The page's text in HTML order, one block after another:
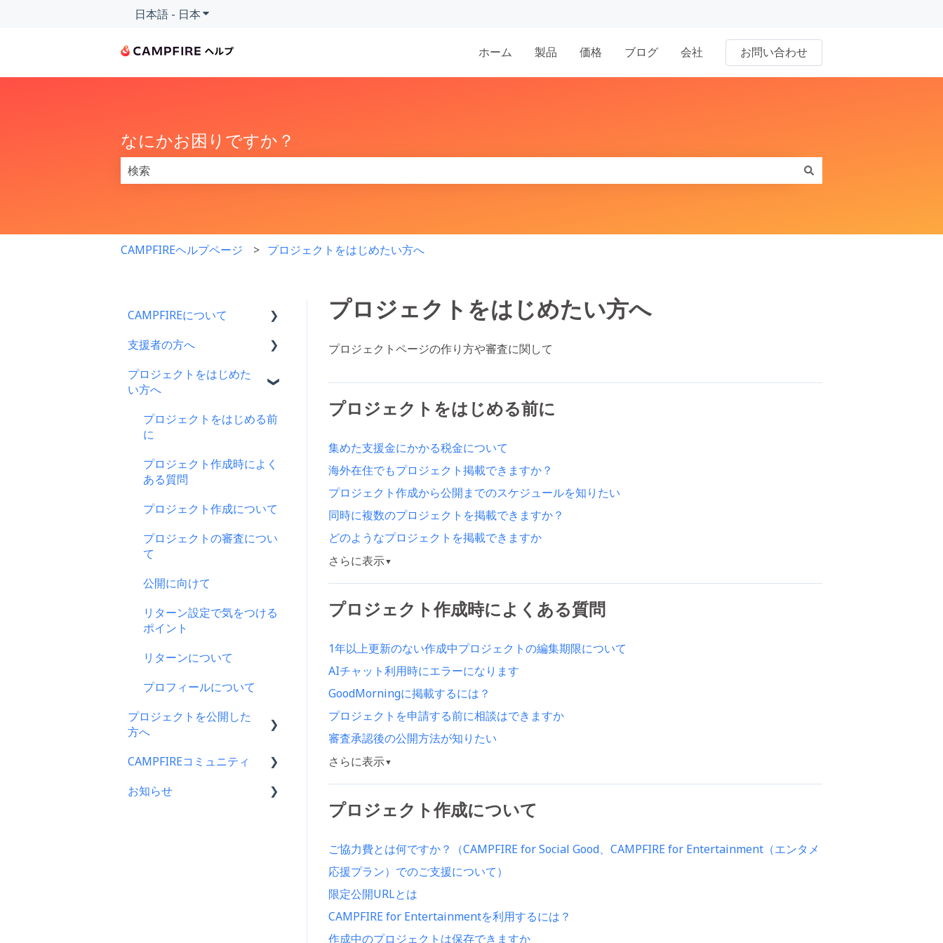
日本語 - 日本翻訳のサブメニューを表示
ホーム 製品 価格 ブログ 会社 お問い合わせ
なにかお困りですか？
CAMPFIREヘルプページ プロジェクトをはじめたい方へ
プロジェクトをはじめたい方へ
プロジェクトページの作り方や審査に関して
プロジェクトをはじめる前に
集めた支援金にかかる税金について
海外在住でもプロジェクト掲載できますか？
プロジェクト作成から公開までのスケジュールを知りたい
同時に複数のプロジェクトを掲載できますか？
どのようなプロジェクトを掲載できますか
さらに表示▼
プロジェクト作成時によくある質問
1年以上更新のない作成中プロジェクトの編集期限について
AIチャット利用時にエラーになります
GoodMorningに掲載するには？
プロジェクトを申請する前に相談はできますか
審査承認後の公開方法が知りたい
さらに表示▼
プロジェクト作成について
ご協力費とは何ですか？（CAMPFIRE for Social Good、CAMPFIRE for Entertainment（エンタメ
応援プラン）でのご支援について）
限定公開URLとは
CAMPFIRE for Entertainmentを利用するには？
作成中のプロジェクトは保存できますか
CAMPFIREについて
CAMPFIRE各種制度の規約
CAMPFIREふるさと納税に
はじめての方へ
登録情報に関するよくある
質問
新規会員登録・ログイン・
登録情報の確認・変更・削
CAMPFIREブランドリソー
支援者の方へ
支援に関するよくある質問
キャリア決済
楽天ペイ
クレジット決済
支援の仕方について
Paypal決済
コンビニ払い
について
FamiPay（ファミペイ）決
済
プロジェクトをはじめた
い方へ
プロジェクトをはじめる前
に
プロジェクト作成時によく
ある質問
プロジェクト作成について
プロジェクトの審査につい
て
公開に向けて
リターン設定で気をつける
ポイント
リターンについて
プロフィールについて
プロジェクトを公開した
方へ
支援金の振込について
プロジェクトを公開したら
CAMPFIREコミュニティ
コミュニティメンバー向け
お知らせ